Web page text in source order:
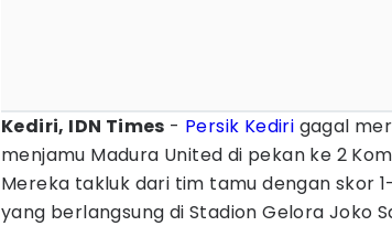
Kediri, IDN Times - Persik Kediri gagal
menjamu Madura United di pekan ke 2
Mereka takluk dari tim tamu dengan skor
yang berlangsung di Stadion Gelora Joko